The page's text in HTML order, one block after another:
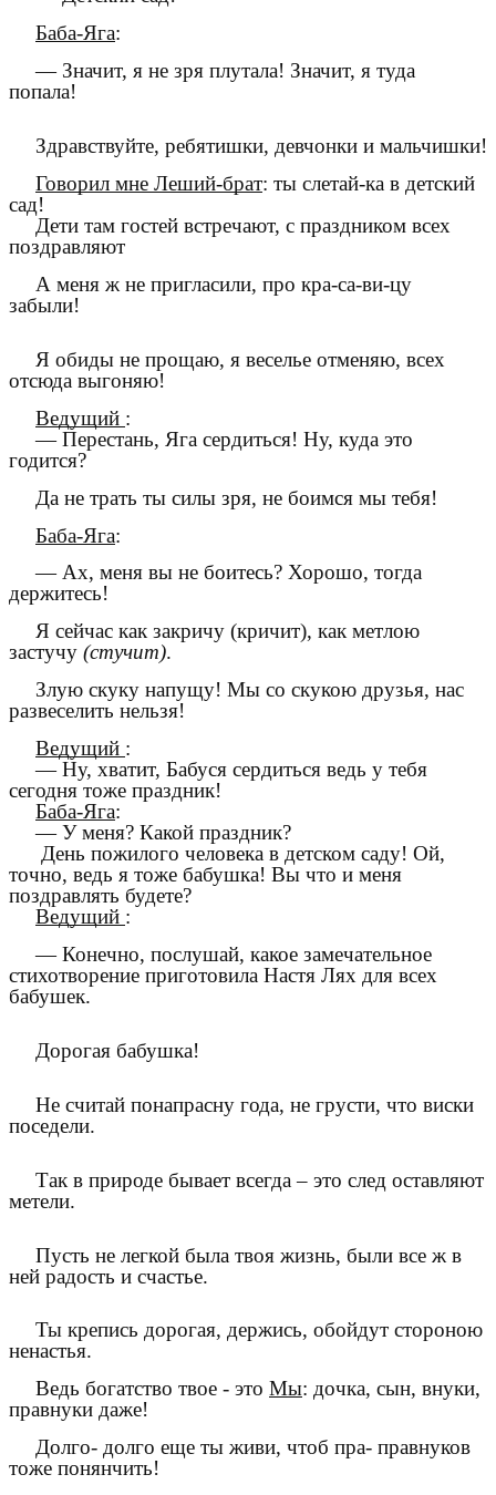
Баба-Яга:
— Значит, я не зря плутала! Значит, я туда
попала!
Здравствуйте, ребятишки, девчонки и мальчишки!
Говорил мне Леший-брат: ты слетай-ка в детский
сад!
Дети там гостей встречают, с праздником всех
поздравляют
А меня ж не пригласили, про кра-са-ви-цу
забыли!
Я обиды не прощаю, я веселье отменяю, всех
отсюда выгоняю!
Ведущий :
— Перестань, Яга сердиться! Ну, куда это
годится?
Да не трать ты силы зря, не боимся мы тебя!
Баба-Яга:
— Ах, меня вы не боитесь? Хорошо, тогда
держитесь!
Я сейчас как закричу (кричит), как метлою
застучу (стучит).
Злую скуку напущу! Мы со скукою друзья, нас
развеселить нельзя!
Ведущий :
— Ну, хватит, Бабуся сердиться ведь у тебя
сегодня тоже праздник!
Баба-Яга:
— У меня? Какой праздник?
День пожилого человека в детском саду! Ой,
точно, ведь я тоже бабушка! Вы что и меня
поздравлять будете?
Ведущий :
— Конечно, послушай, какое замечательное
стихотворение приготовила Настя Лях для всех
бабушек.
Дорогая бабушка!
Не считай понапрасну года, не грусти, что виски
поседели.
Так в природе бывает всегда – это след оставляют
метели.
Пусть не легкой была твоя жизнь, были все ж в
ней радость и счастье.
Ты крепись дорогая, держись, обойдут стороною
ненастья.
Ведь богатство твое - это Мы: дочка, сын, внуки,
правнуки даже!
Долго- долго еще ты живи, чтоб пра- правнуков
тоже понянчить!